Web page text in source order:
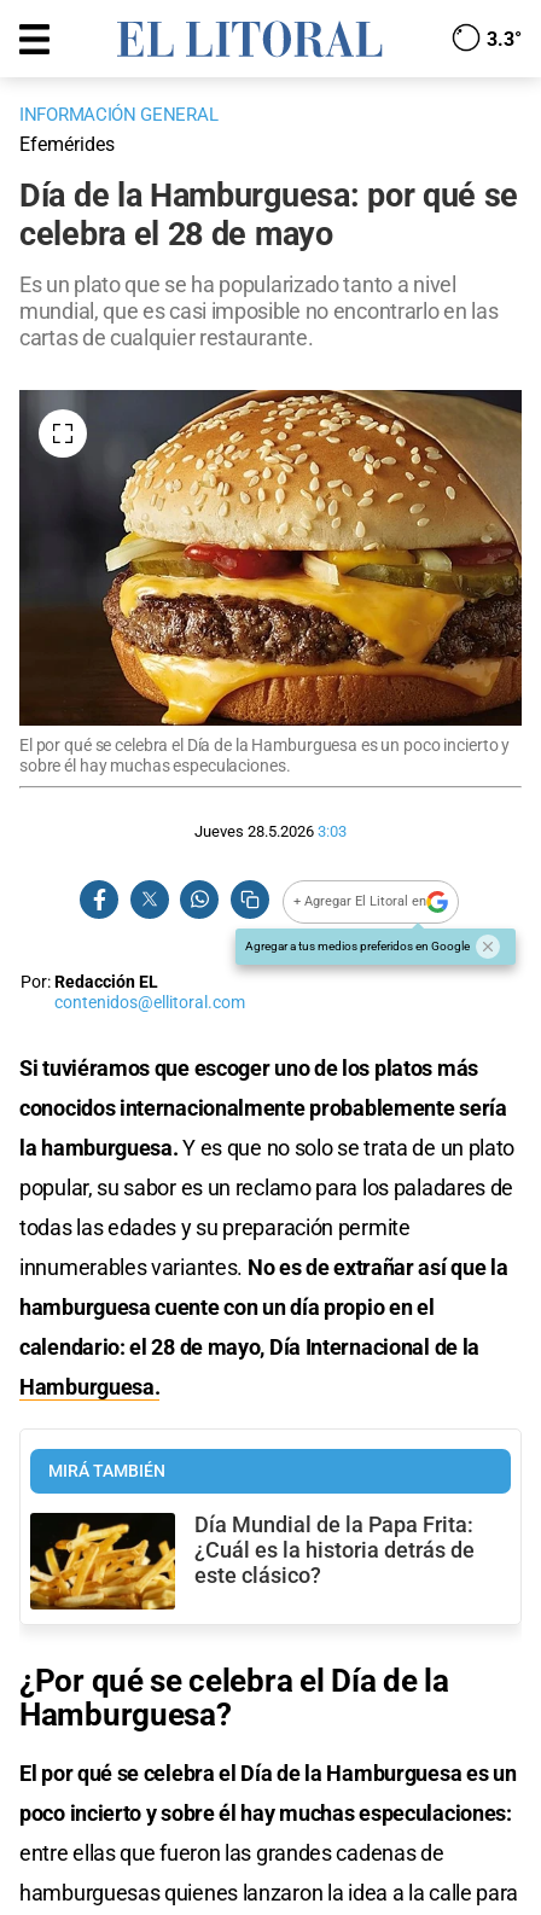
3.3°
INFORMACIÓN GENERAL
Efemérides
Día de la Hamburguesa: por qué se
celebra el 28 de mayo
Es un plato que se ha popularizado tanto a nivel
mundial, que es casi imposible no encontrarlo en las
cartas de cualquier restaurante.
El por qué se celebra el Día de la Hamburguesa es un poco incierto y
sobre él hay muchas especulaciones.
Jueves 28.5.2026 3:03
+ Agregar El Litoral en
Agregar a tus medios preferidos en Google
Por:Redacción EL
contenidos@ellitoral.com
Si tuviéramos que escoger uno de los platos más
conocidos internacionalmente probablemente sería
la hamburguesa.Y es que no solo se trata de un plato
popular, su sabor es un reclamo para los paladares de
todas las edades y su preparación permite
innumerables variantes. No es de extrañar así que la
hamburguesa cuente con un día propio en el
calendario: el 28 de mayo, Día Internacional de la
Hamburguesa.
MIRÁ TAMBIÉN
Día Mundial de la Papa Frita:
¿Cuál es la historia detrás de
este clásico?
¿Por qué se celebra el Día de la
Hamburguesa?
El por qué se celebra el Día de la Hamburguesa es un
poco incierto y sobre él hay muchas especulaciones:
entre ellas que fueron las grandes cadenas de
hamburguesas quienes lanzaron la idea a la calle para